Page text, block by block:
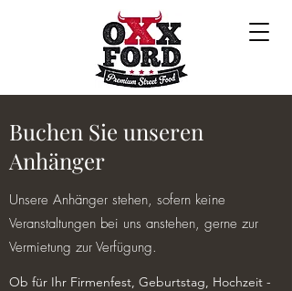
Buchen Sie unseren
Anhänger
Unsere Anhänger stehen, sofern keine
Veranstaltungen bei uns anstehen, gerne zur
Vermietung zur Verfügung.
Ob für Ihr Firmenfest, Geburtstag, Hochzeit -